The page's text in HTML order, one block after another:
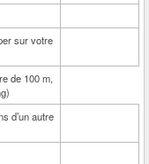
sur votre
de 100 m,
d’un autre